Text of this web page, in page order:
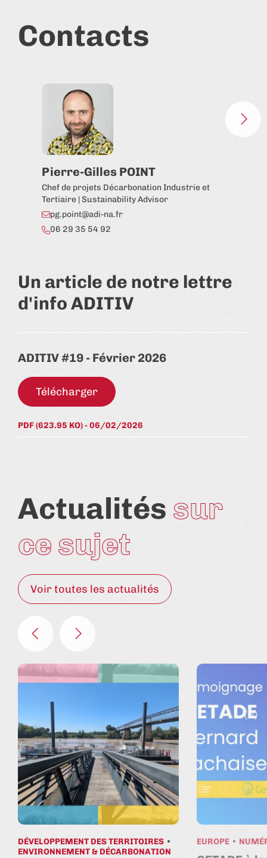
Contacts
Pierre-Gilles POINT
Chef de projets Décarbonation Industrie et
Tertiaire | Sustainability Advisor
pg.point@adi-na.fr
06 29 35 54 92
Un article de notre lettre
d'info ADITIV
ADITIV #19 - Février 2026
PDF (623.95 KO) - 06/02/2026
Télécharger
Actualités sur
ce sujet
Voir toutes les actualités
DÉVELOPPEMENT DES TERRITOIRES
ENVIRONNEMENT & DÉCARBONATION
EUROPE